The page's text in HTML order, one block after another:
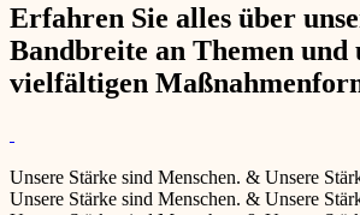
Erfahren Sie alles über
Bandbreite an Themen und
vielfältigen
Unsere Stärke sind Menschen. & Unsere
Unsere Stärke sind Menschen. & Unsere